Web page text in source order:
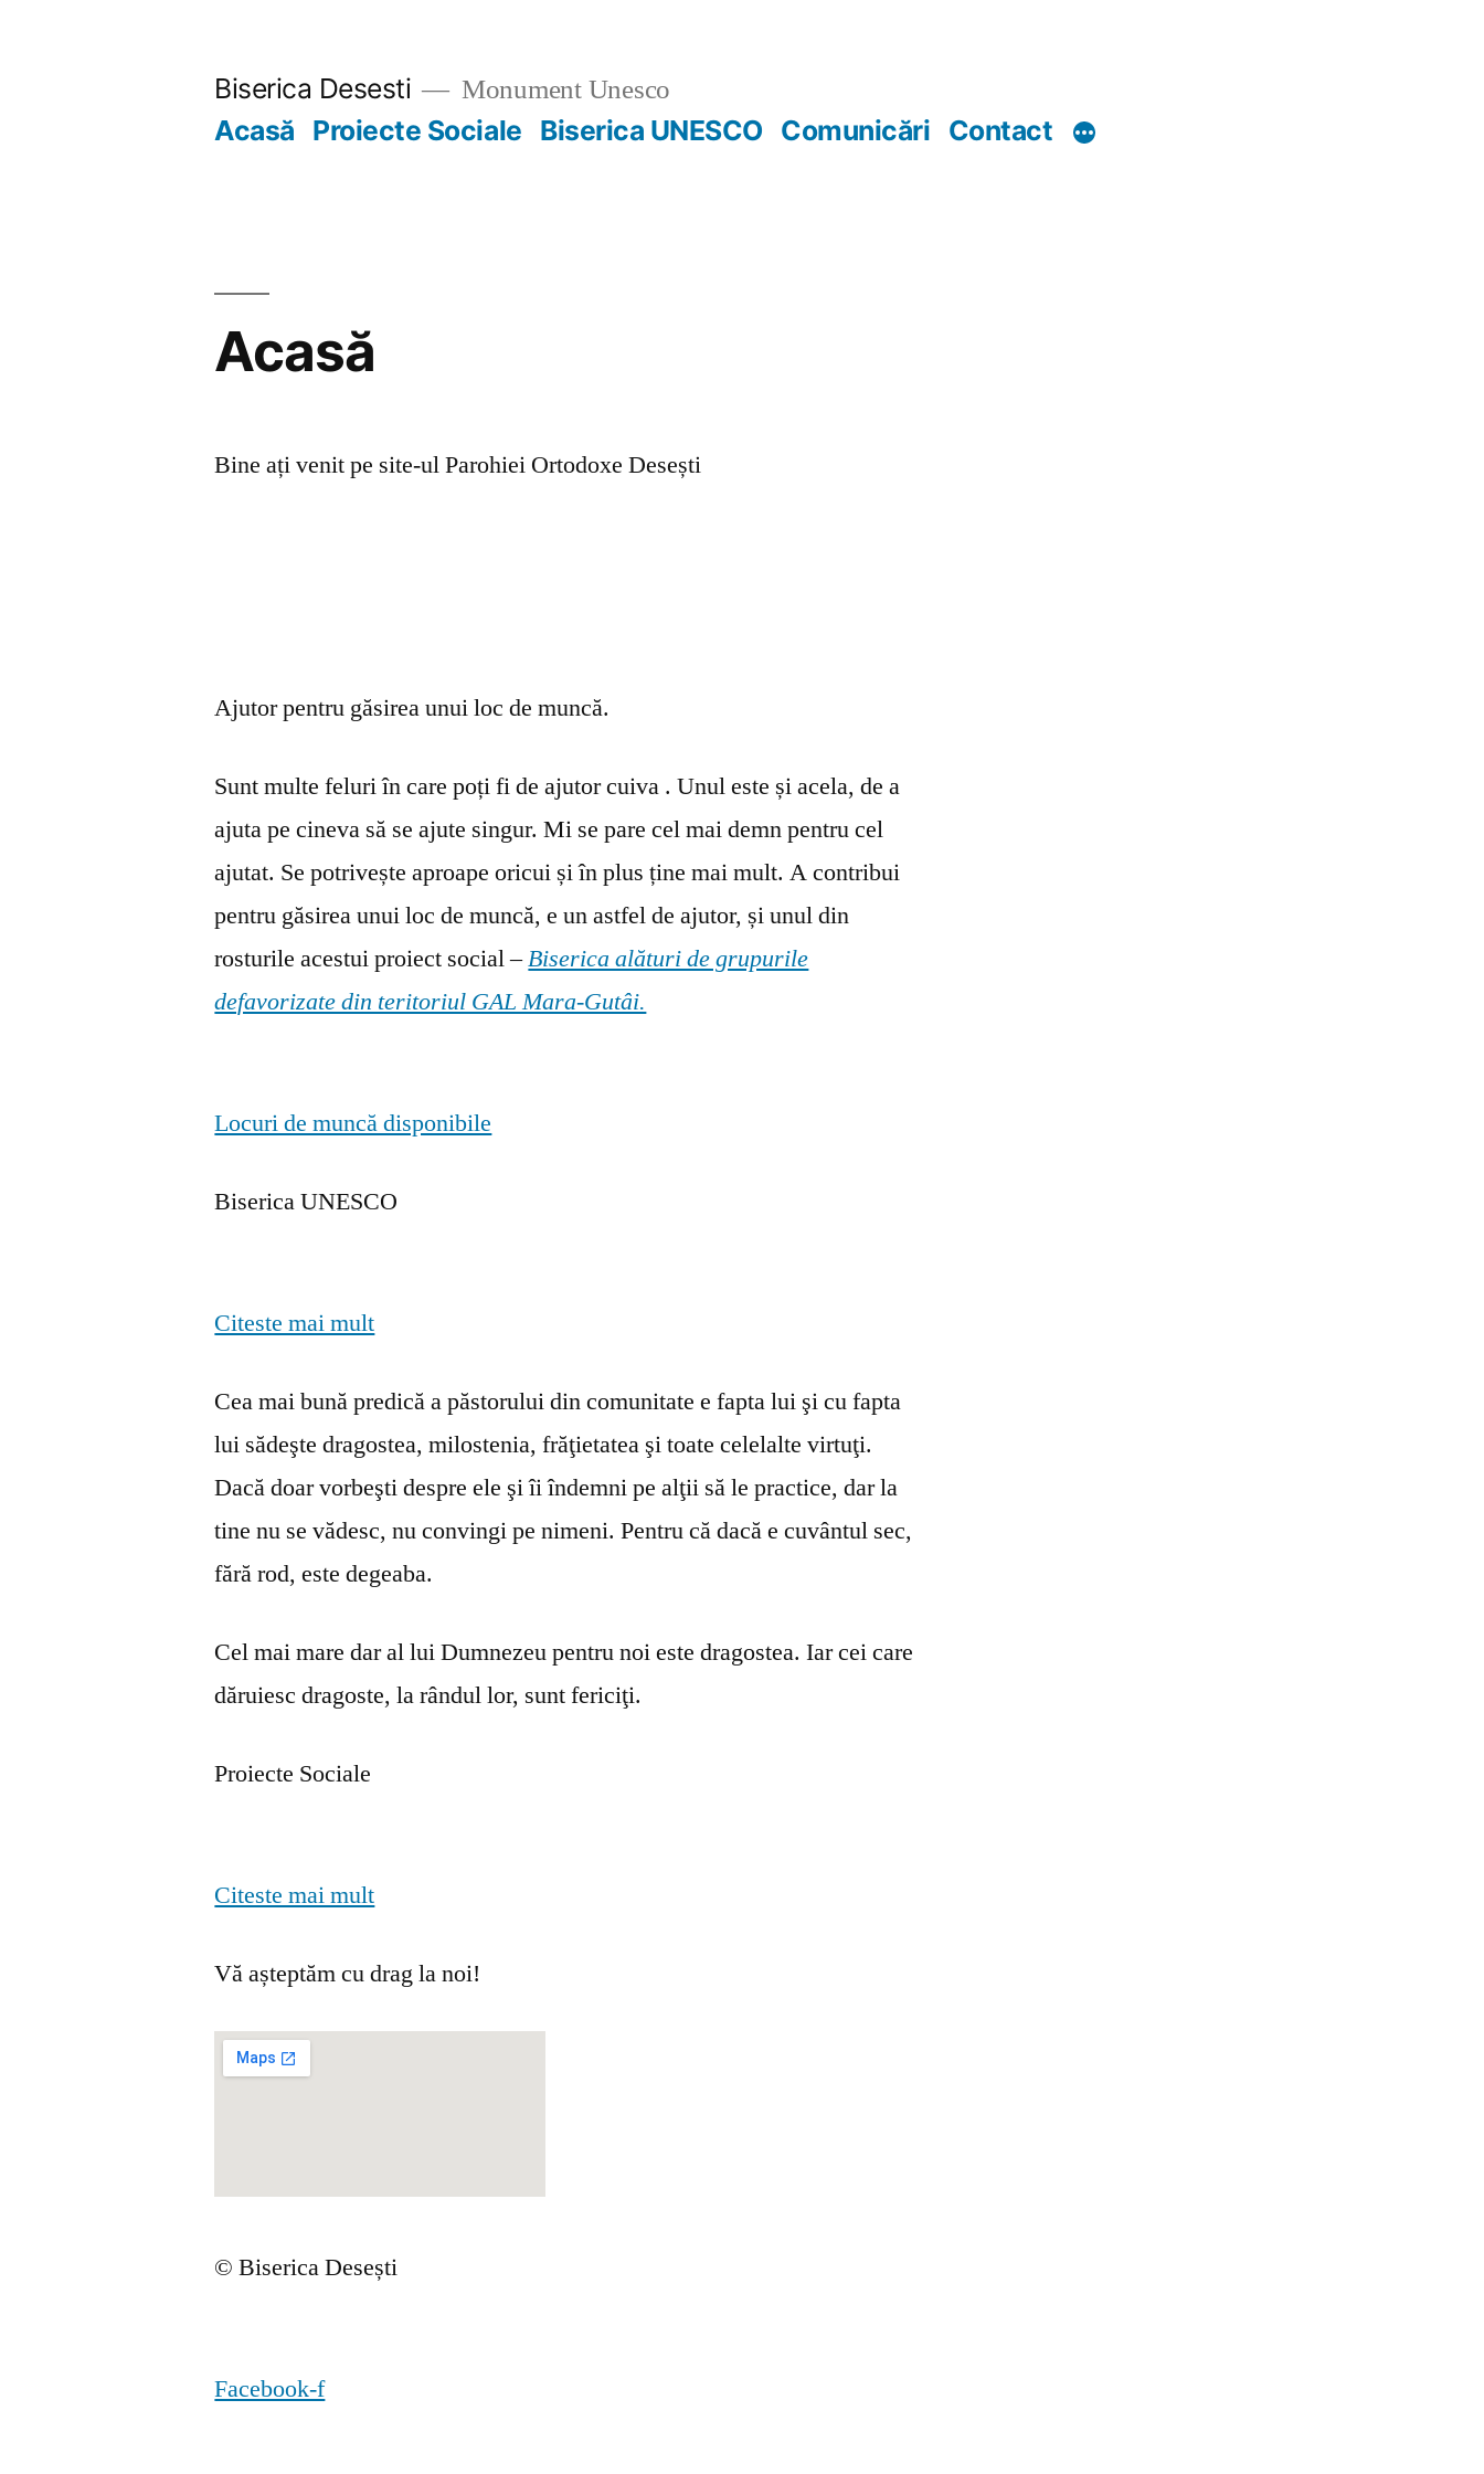
Biserica Desesti Monument Unesco
Acasă Proiecte Sociale Biserica UNESCO Comunicări Contact
Acasă
Bine ați venit pe site-ul Parohiei Ortodoxe Desești
Ajutor pentru găsirea unui loc de muncă.
Sunt multe feluri în care poți fi de ajutor cuiva . Unul este și acela, de a
ajuta pe cineva să se ajute singur. Mi se pare cel mai demn pentru cel
ajutat. Se potrivește aproape oricui și în plus ține mai mult. A contribui
pentru găsirea unui loc de muncă, e un astfel de ajutor, și unul din
rosturile acestui proiect social –Biserica alături de grupurile
defavorizate din teritoriul GAL Mara-Gutâi.
Locuri de muncă disponibile
Biserica UNESCO
Citeste mai mult
Cea mai bună predică a păstorului din comunitate e fapta lui şi cu fapta
lui sădeşte dragostea, milostenia, frăţietatea şi toate celelalte virtuţi.
Dacă doar vorbeşti despre ele şi îi îndemni pe alţii să le practice, dar la
tine nu se vă­desc, nu convingi pe nimeni. Pentru că dacă e cuvântul sec,
fără rod, este degeaba.
Cel mai mare dar al lui Dumnezeu pentru noi este dragostea. Iar cei care
dăruiesc dragoste, la rândul lor, sunt fericiţi.
Proiecte Sociale
Citeste mai mult
Vă așteptăm cu drag la noi!
© Biserica Desești
Facebook-f